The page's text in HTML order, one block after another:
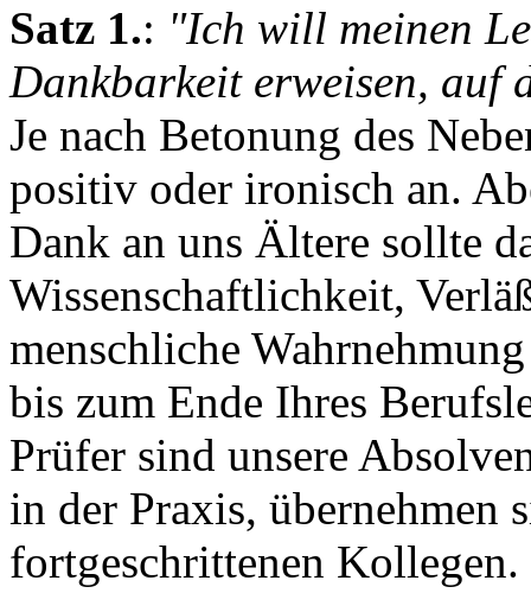
Satz 1.: "Ich will meinen
Dankbarkeit erweisen, auf
Je nach Betonung des
positiv oder ironisch an.
Dank an uns Ältere sollte
Wissenschaftlichkeit,
menschliche
bis zum Ende Ihres
Prüfer sind unsere
in der Praxis, übernehmen
fortgeschrittenen